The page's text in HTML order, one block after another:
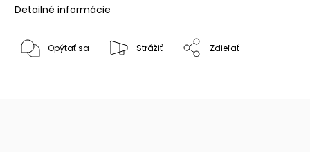
Detailné informácie
Opýtať sa Strážiť Zdieľať